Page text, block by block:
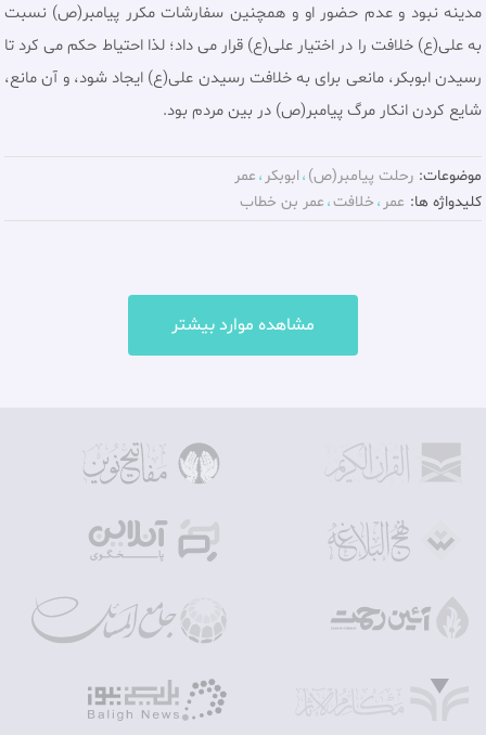
مدینه نبود و عدم حضور او و همچنین سفارشات مکرر پیامبر(ص) نسبت
به علی(ع) خلافت را در اختیار علی(ع) قرار می داد؛ لذا احتیاط حکم می کرد تا
رسیدن ابوبکر، مانعی برای به خلافت رسیدن علی(ع) ایجاد شود، و آن مانع،
شایع کردن انکار مرگ پیامبر(ص) در بین مردم بود.
موضوعات: رحلت پيامبر(ص) ابوبکر عمر
کلیدواژه ها: عمر خلافت عمر بن خطاب
مشاهده موارد بیشتر